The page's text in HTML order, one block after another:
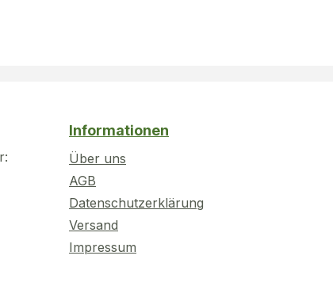
Informationen
Über uns
AGB
Datenschutzerklärung
Versand
Impressum